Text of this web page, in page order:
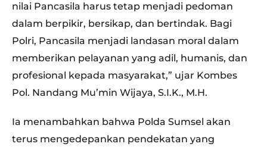
nilai Pancasila harus tetap menjadi pedoman
dalam berpikir, bersikap, dan bertindak. Bagi
Polri, Pancasila menjadi landasan moral dalam
memberikan pelayanan yang adil, humanis, dan
profesional kepada masyarakat,” ujar Kombes
Pol. Nandang Mu’min Wijaya, S.I.K., M.H.
Ia menambahkan bahwa Polda Sumsel akan
terus mengedepankan pendekatan yang